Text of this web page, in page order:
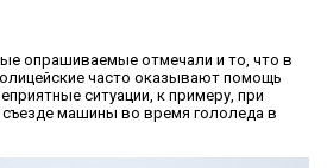
опрашиваемые отмечали и то, что в
часто оказывают помощь
ситуации, к примеру, при
машины во время гололеда в